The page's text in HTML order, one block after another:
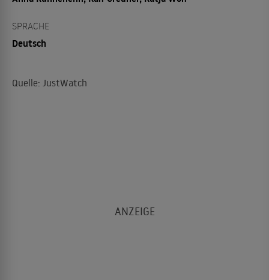
SPRACHE
Deutsch
Quelle: JustWatch